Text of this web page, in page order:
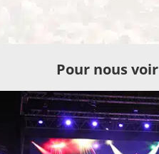
Pour nous voir